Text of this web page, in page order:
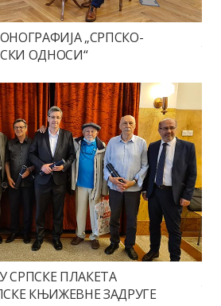
„СРПСКО-
ОДНОСИ“
ПЛАКЕТА
КЊИЖЕВНЕ ЗАДРУГЕ